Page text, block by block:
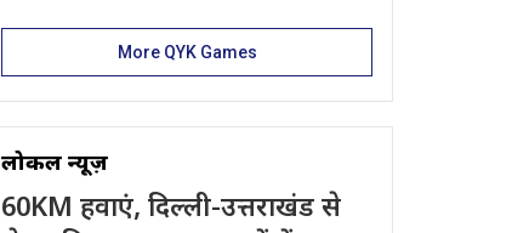
More QYK Games
लोकल न्यूज़
60KM हवाएं, दिल्ली-उत्तराखंड से